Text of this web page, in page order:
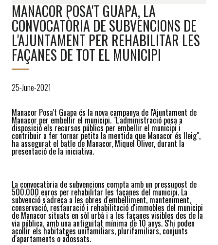
MANACOR POSA'T GUAPA, LA
CONVOCATÒRIA DE SUBVENCIONS DE
L'AJUNTAMENT PER REHABILITAR LES
FAÇANES DE TOT EL MUNICIPI
25-June-2021
Manacor Posa't Guapa és la nova campanya de l'Ajuntament de
Manacor per embellir el municipi. "L'administració posa a
disposició els recursos públics per embellir el municipi i
contribuir a fer tornar petita la mentida que Manacor és lleig",
ha assegurat el batle de Manacor, Miquel Oliver, durant la
presentació de la iniciativa.
La convocatòria de subvencions compta amb un pressupost de
500.000 euros per rehabilitar les façanes del municipi. La
subvenció s'adreça a les obres d'embelliment, manteniment,
conservació, restauració i rehabilitació d'immobles del municipi
de Manacor situats en sòl urbà i a les façanes visibles des de la
via pública, amb una antiguitat mínima de 10 anys. S'hi poden
acollir els habitatges unifamiliars, plurifamiliars, conjunts
d'apartaments o adossats.